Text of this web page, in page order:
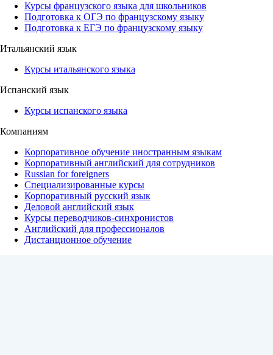
Курсы французского языка для школьников
Подготовка к ОГЭ по французскому языку
Подготовка к ЕГЭ по французскому языку
Итальянский язык
Курсы итальянского языка
Испанский язык
Курсы испанского языка
Компаниям
Корпоративное обучение иностранным языкам
Корпоративный английский для сотрудников
Russian for foreigners
Специализированные курсы
Корпоративный русский язык
Деловой английский язык
Курсы переводчиков-синхронистов
Английский для профессионалов
Дистанционное обучение